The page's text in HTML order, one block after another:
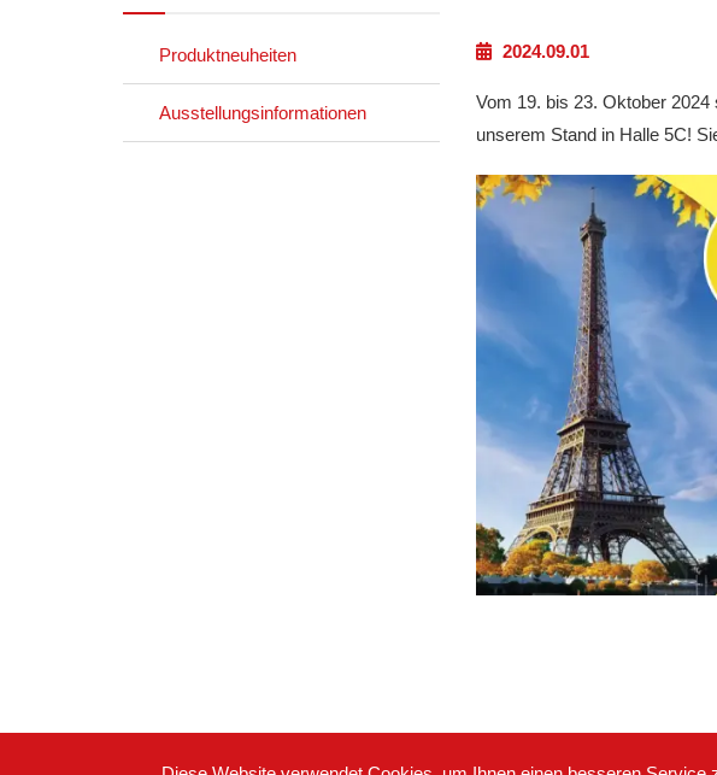
Produktneuheiten
Ausstellungsinformationen
2024.09.01
Vom 19. bis 23. Oktober
unserem Stand in Halle 5C!